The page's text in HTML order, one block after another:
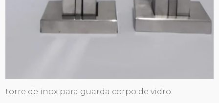
torre de inox para guarda corpo de vidro